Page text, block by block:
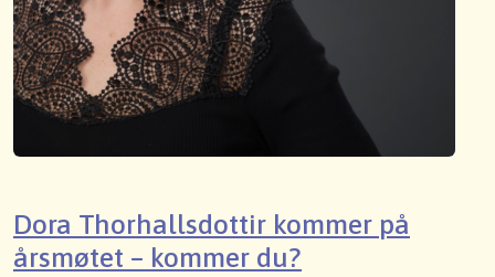
Dora Thorhallsdottir kommer på
årsmøtet – kommer du?